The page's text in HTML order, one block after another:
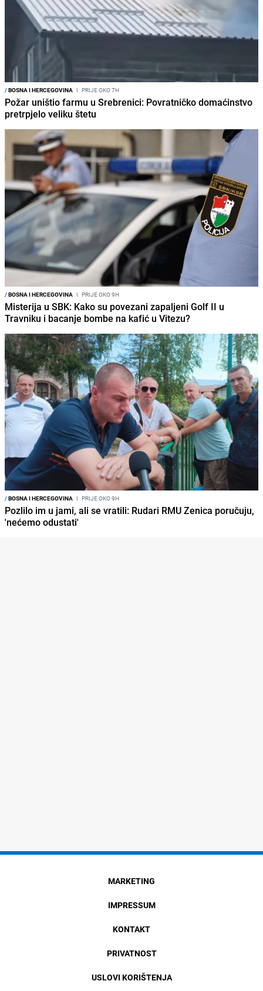
/BOSNA I HERCEGOVINA I PRIJE OKO 7H
Požar uništio farmu u Srebrenici: Povratničko domaćinstvo
pretrpjelo veliku štetu
/BOSNA I HERCEGOVINA I PRIJE OKO 9H
Misterija u SBK: Kako su povezani zapaljeni Golf II u
Travniku i bacanje bombe na kafić u Vitezu?
/BOSNA I HERCEGOVINA I PRIJE OKO 9H
Pozlilo im u jami, ali se vratili: Rudari RMU Zenica poručuju,
'nećemo odustati'
MARKETING
IMPRESSUM
KONTAKT
PRIVATNOST
USLOVI KORIŠTENJA